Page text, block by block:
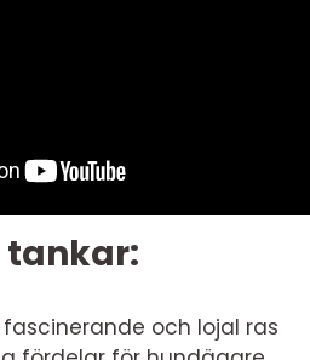
och lojal ras